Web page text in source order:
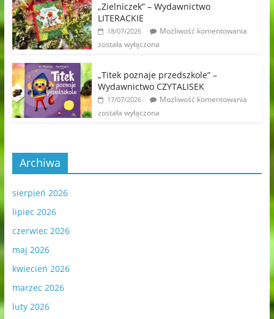
„Zielniczek” – Wydawnictwo
LITERACKIE
18/07/2026
Możliwość komentowania
została wyłączona
„Titek poznaje przedszkole” –
Wydawnictwo CZYTALISEK
17/07/2026
Możliwość komentowania
została wyłączona
Archiwa
sierpień 2026
lipiec 2026
czerwiec 2026
maj 2026
kwiecień 2026
marzec 2026
luty 2026